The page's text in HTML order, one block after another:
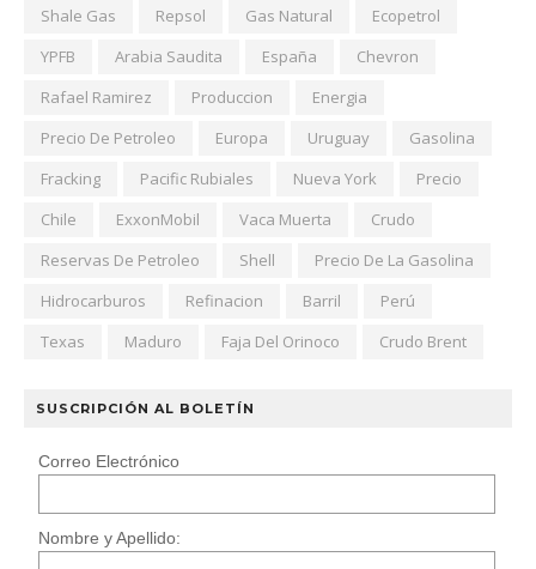
Shale Gas
Repsol Gas Natural
Ecopetrol
YPFB
Arabia Saudita España
Chevron
Rafael Ramirez
Produccion
Energia
Precio De Petroleo
Europa Uruguay
Gasolina
Fracking
Pacific Rubiales Nueva York
Precio
Chile
ExxonMobil Vaca Muerta
Crudo
Reservas De Petroleo
Shell
Precio De La Gasolina
Hidrocarburos
Refinacion Barril
Perú
Texas
Maduro Faja Del Orinoco Crudo Brent
SUSCRIPCIÓN AL BOLETÍN
Correo Electrónico
Nombre y Apellido: